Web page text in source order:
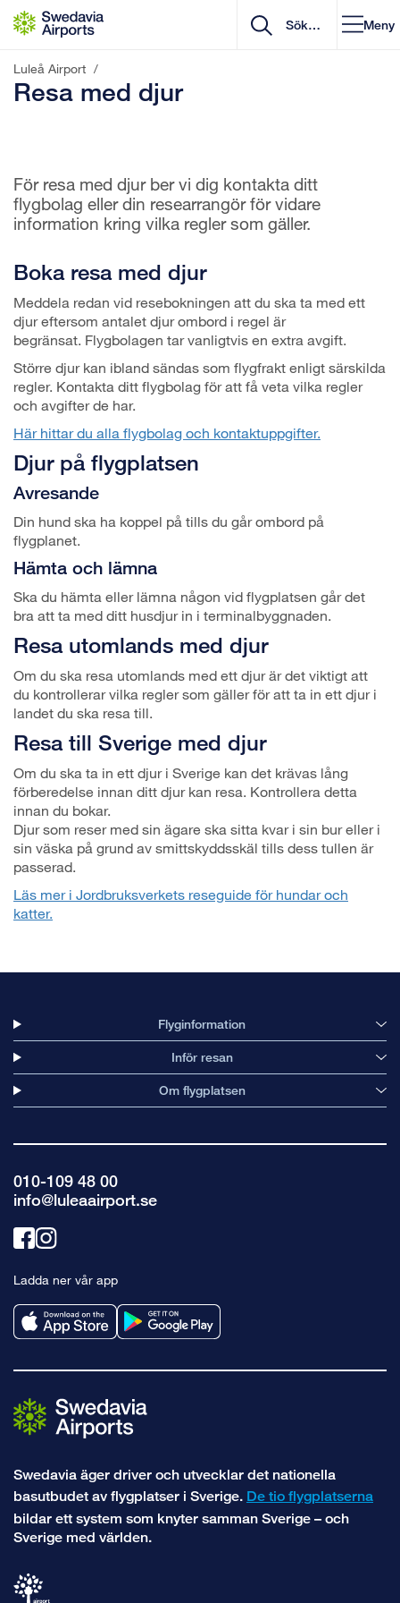
Gå till innehåll
Meny
Luleå Airport /
Resa med djur
För resa med djur ber vi dig kontakta ditt
flygbolag eller din researrangör för vidare
information kring vilka regler som gäller.
Boka resa med djur
Meddela redan vid resebokningen att du ska ta med ett
djur eftersom antalet djur ombord i regel är
begränsat. Flygbolagen tar vanligtvis en extra avgift.
Större djur kan ibland sändas som flygfrakt enligt särskilda
regler. Kontakta ditt flygbolag för att få veta vilka regler
och avgifter de har.
Här hittar du alla flygbolag och kontaktuppgifter.
Djur på flygplatsen
Avresande
Din hund ska ha koppel på tills du går ombord på
flygplanet.
Hämta och lämna
Ska du hämta eller lämna någon vid flygplatsen går det
bra att ta med ditt husdjur in i terminalbyggnaden.
Resa utomlands med djur
Om du ska resa utomlands med ett djur är det viktigt att
du kontrollerar vilka regler som gäller för att ta in ett djur i
landet du ska resa till.
Resa till Sverige med djur
Om du ska ta in ett djur i Sverige kan det krävas lång
förberedelse innan ditt djur kan resa. Kontrollera detta
innan du bokar.
Djur som reser med sin ägare ska sitta kvar i sin bur eller i
sin väska på grund av smittskyddsskäl tills dess tullen är
passerad.
Läs mer i Jordbruksverkets reseguide för hundar och
katter.
Flyginformation
Inför resan
Om flygplatsen
010-109 48 00
info@luleaairport.se
Länk
facebook
Länk
instagram
Ladda ner vår app
Swedavia äger driver och utvecklar det nationella
basutbudet av flygplatser i Sverige. De tio flygplatserna
bildar ett system som knyter samman Sverige – och
Sverige med världen.